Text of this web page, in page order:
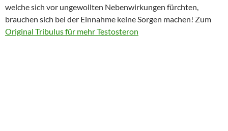
welche sich vor ungewollten Nebenwirkungen fürchten,
brauchen sich bei der Einnahme keine Sorgen machen! Zum
Original Tribulus für mehr Testosteron